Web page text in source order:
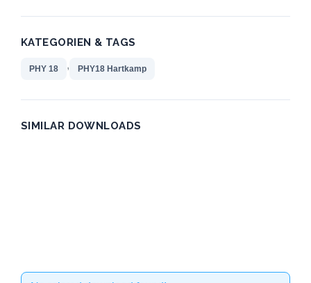
KATEGORIEN & TAGS
PHY 18 , PHY18 Hartkamp
SIMILAR DOWNLOADS